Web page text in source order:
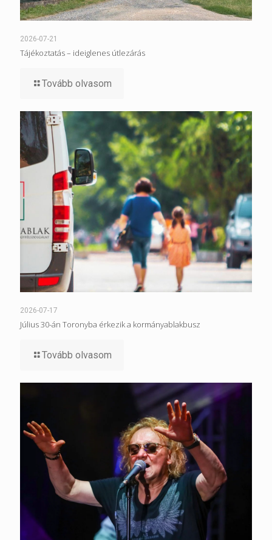
2026-07-21
Tájékoztatás – ideiglenes útlezárás
Tovább olvasom
2026-07-17
Július 30-án Toronyba érkezik a kormányablakbusz
Tovább olvasom